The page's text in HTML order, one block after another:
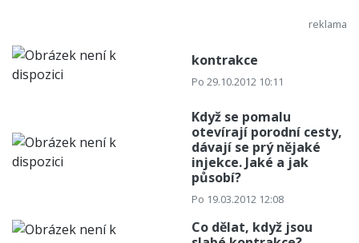
kontrakce
Po 29.10.2012 10:11
Když se pomalu
otevírají porodní cesty,
dávají se prý nějaké
injekce. Jaké a jak
působí?
Po 19.03.2012 12:08
Co dělat, když jsou